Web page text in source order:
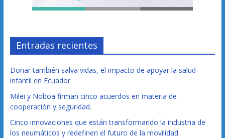
Entradas recientes
Donar también salva vidas, el impacto de apoyar la salud
infantil en Ecuador
Milei y Noboa firman cinco acuerdos en materia de
cooperación y seguridad.
Cinco innovaciones que están transformando la industria de
los neumáticos y redefinen el futuro de la movilidad